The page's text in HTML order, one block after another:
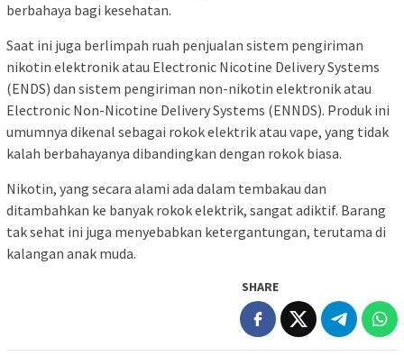
berbahaya bagi kesehatan.
Saat ini juga berlimpah ruah penjualan sistem pengiriman
nikotin elektronik atau Electronic Nicotine Delivery Systems
(ENDS) dan sistem pengiriman non-nikotin elektronik atau
Electronic Non-Nicotine Delivery Systems (ENNDS). Produk ini
umumnya dikenal sebagai rokok elektrik atau vape, yang tidak
kalah berbahayanya dibandingkan dengan rokok biasa.
Nikotin, yang secara alami ada dalam tembakau dan
ditambahkan ke banyak rokok elektrik, sangat adiktif. Barang
tak sehat ini juga menyebabkan ketergantungan, terutama di
kalangan anak muda.
SHARE